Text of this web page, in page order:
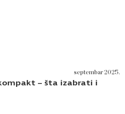
septembar 2025.
– šta izabrati i